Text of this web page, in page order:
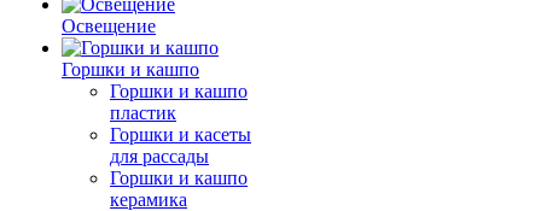
Освещение
Горшки и кашпо
Горшки и кашпо
пластик
Горшки и касеты
для рассады
Горшки и кашпо
керамика